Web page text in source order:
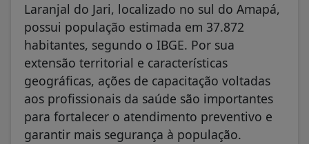
Laranjal do Jari, localizado no sul do Amapá,
possui população estimada em 37.872
habitantes, segundo o IBGE. Por sua
extensão territorial e características
geográficas, ações de capacitação voltadas
aos profissionais da saúde são importantes
para fortalecer o atendimento preventivo e
garantir mais segurança à população.